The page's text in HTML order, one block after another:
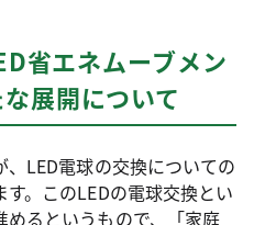
省エネムーブメン
展開について
、LED電球の交換についての
。このLEDの電球交換とい
るというもので、「家庭